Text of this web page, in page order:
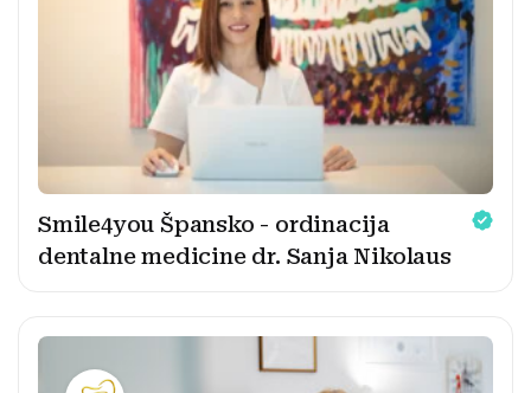
Smile4you Špansko - ordinacija
dentalne medicine dr. Sanja Nikolaus